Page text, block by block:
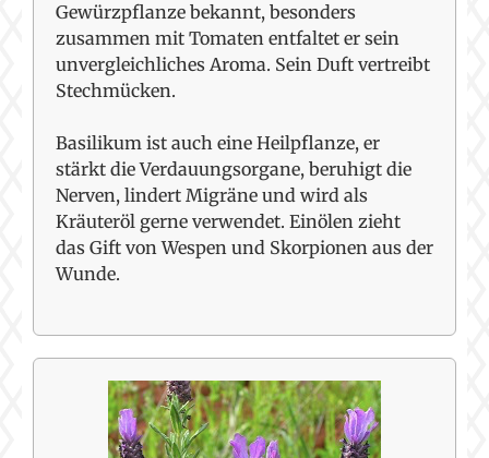
Gewürzpflanze bekannt, besonders
zusammen mit Tomaten entfaltet er sein
unvergleichliches Aroma. Sein Duft vertreibt
Stechmücken.
Basilikum ist auch eine Heilpflanze, er
stärkt die Verdauungsorgane, beruhigt die
Nerven, lindert Migräne und wird als
Kräuteröl gerne verwendet. Einölen zieht
das Gift von Wespen und Skorpionen aus der
Wunde.